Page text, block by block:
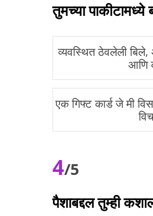
तुमच्या
व्यवस्थित ठेवलेली
आणि
एक गिफ्ट कार्ड जे मी
4/5
पैशाबद्दल तुम्ही